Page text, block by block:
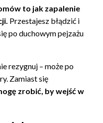
to jak zapalenie
Przestajesz błądzić i
po duchowym pejzażu
rezygnuj – może po
Zamiast się
zrobić, by wejść w